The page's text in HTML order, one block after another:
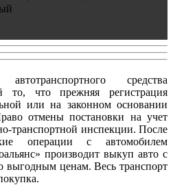
средства
то, что прежняя регистрация
или на законном основании
отмены постановки на учет
транспортной инспекции. После
операции с автомобилем
производит выкуп авто с
выгодным ценам. Весь транспорт